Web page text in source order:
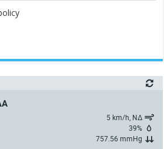
5 km/h, ΝΔ
39%
757.56 mmHg